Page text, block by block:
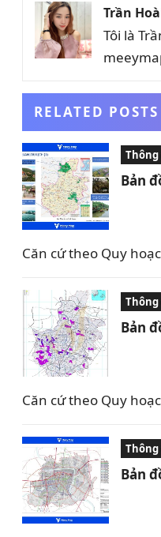
Trần
Tôi là
RELATED POSTS
Bản
Căn cứ theo Quy
Bản
Căn cứ theo Quy
Bản